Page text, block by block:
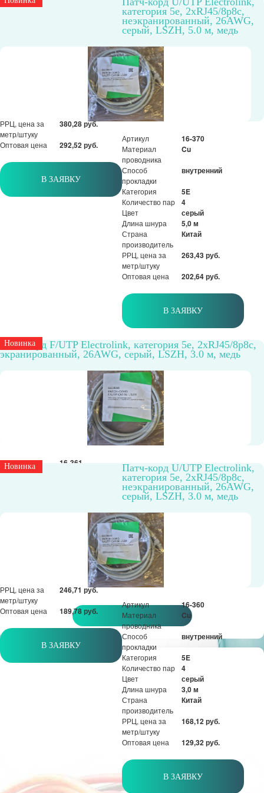
Экранированный
РРЦ, цена за
метр/штуку
380,28 руб.
Оптовая цена 292,52 руб.
В ЗАЯВКУ
категория 5е, 2xRJ45/8p8c,
неэкранированный, 26AWG,
серый, LSZH, 5.0 м, медь
Артикул 16-370
Материал
проводника
Cu
Способ
прокладки
внутренний
Категория 5E
Количество пар 4
Цвет серый
Длина шнура 5,0 м
Страна
производитель
Китай
РРЦ, цена за
метр/штуку
263,43 руб.
Оптовая цена 202,64 руб.
В ЗАЯВКУ
Патч-корд F/UTP Electrolink, категория 5е, 2xRJ45/8p8c,
экранированный, 26AWG, серый, LSZH, 3.0 м, медь
Новинка
Артикул 16-361
Экранированный
РРЦ, цена за
метр/штуку
246,71 руб.
Оптовая цена 189,78 руб.
В ЗАЯВКУ
Патч-корд U/UTP Electrolink,
категория 5е, 2xRJ45/8p8c,
неэкранированный, 26AWG,
серый, LSZH, 3.0 м, медь
Новинка
Артикул 16-360
Материал
проводника
Cu
Способ
прокладки
внутренний
Категория 5E
Количество пар 4
Цвет серый
Длина шнура 3,0 м
Страна
производитель
Китай
РРЦ, цена за
метр/штуку
168,12 руб.
Оптовая цена 129,32 руб.
В ЗАЯВКУ